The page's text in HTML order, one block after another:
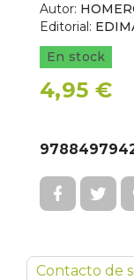
Autor:
Editorial:
En stock
4,95 €
Contacto de